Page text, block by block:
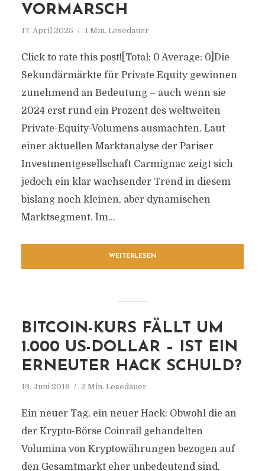
VORMARSCH
17. April 2025 1 Min. Lesedauer
Click to rate this post![Total: 0 Average: 0]Die
Sekundärmärkte für Private Equity gewinnen
zunehmend an Bedeutung – auch wenn sie
2024 erst rund ein Prozent des weltweiten
Private-Equity-Volumens ausmachten. Laut
einer aktuellen Marktanalyse der Pariser
Investmentgesellschaft Carmignac zeigt sich
jedoch ein klar wachsender Trend in diesem
bislang noch kleinen, aber dynamischen
Marktsegment. Im...
WEITERLESEN
BITCOIN-KURS FÄLLT UM
1.000 US-DOLLAR – IST EIN
ERNEUTER HACK SCHULD?
13. Juni 2018 2 Min. Lesedauer
Ein neuer Tag, ein neuer Hack: Obwohl die an
der Krypto-Börse Coinrail gehandelten
Volumina von Kryptowährungen bezogen auf
den Gesamtmarkt eher unbedeutend sind,